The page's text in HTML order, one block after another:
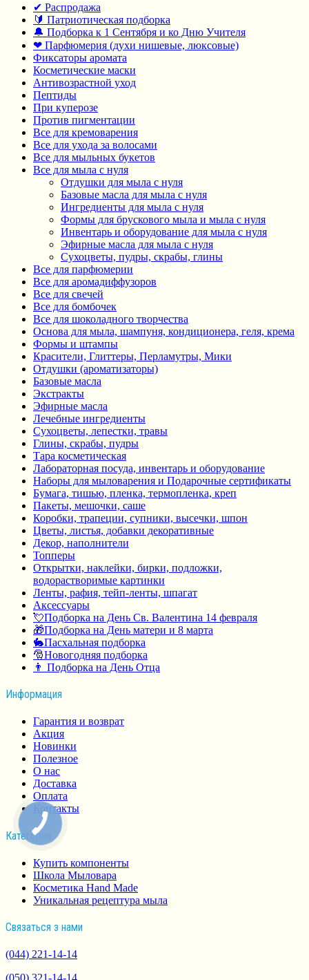
✔ Распродажа
🔰 Патриотическая подборка
🔔 Подборка к 1 Сентября и ко Дню Учителя
❤ Парфюмерия (духи нишевые, люксовые)
Фиксаторы аромата
Косметические маски
Антивозрастной уход
Пептиды
При куперозе
Против пигментации
Все для кремоварения
Все для ухода за волосами
Все для мыльных букетов
Все для мыла с нуля
Отдушки для мыла с нуля
Базовые масла для мыла с нуля
Ингредиенты для мыла с нуля
Формы для брускового мыла и мыла с нуля
Инвентарь и оборудование для мыла с нуля
Эфирные масла для мыла с нуля
Сухоцветы, пудры, скрабы, глины
Все для парфюмерии
Все для аромадиффузоров
Все для свечей
Все для бомбочек
Все для шоколадного творчества
Основа для мыла, шампуня, кондиционера, геля, крема
Формы и штампы
Красители, Глиттеры, Перламутры, Мики
Отдушки (ароматизаторы)
Базовые масла
Экстракты
Эфирные масла
Лечебные ингредиенты
Сухоцветы, лепестки, травы
Глины, скрабы, пудры
Тара косметическая
Лабораторная посуда, инвентарь и оборудование
Наборы для мыловарения и Подарочные сертификаты
Бумага, тишью, пленка, термопленка, креп
Пакеты, мешочки, саше
Коробки, трапеции, супники, высечки, шпон
Цветы, листья, добавки декоративные
Декор, наполнители
Топперы
Открытки, наклейки, бирки, подложки,
водорастворимые картинки
Ленты, рафия, тейп-ленты, шпагат
Аксессуары
💘Подборка на День Св. Валентина 14 февраля
🎁Подборка на День матери и 8 марта
🐇Пасхальная подборка
🎅Новогодняя подборка
👨 Подборка на День Отца
Информация
Гарантия и возврат
Акция
Новинки
Полезное
О нас
Доставка
Оплата
Контакты
Категории
Купить компоненты
Школа Мыловара
Косметика Hand Made
Уникальная рецептура мыла
Связаться з нами
(044) 221-14-14